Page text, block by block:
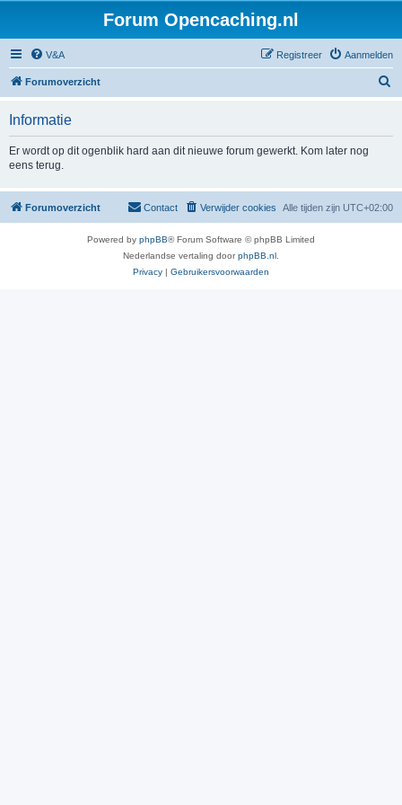
Forum Opencaching.nl
V&A Aanmelden
Registreer
Forumoverzicht
Informatie
Er wordt op dit ogenblik hard aan dit nieuwe forum gewerkt. Kom later nog
eens terug.
Forumoverzicht Alle tijden zijn UTC+02:00
Verwijder cookies
Contact
Powered by phpBB® Forum Software © phpBB Limited
Nederlandse vertaling doorphpBB.nl
Privacy | Gebruikersvoorwaarden